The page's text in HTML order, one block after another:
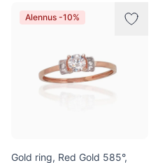
Alennus -10%
Gold ring, Red Gold 585°,